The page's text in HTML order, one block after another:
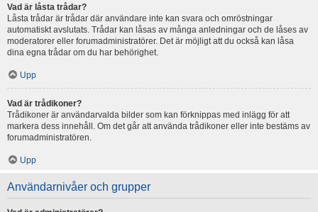
Vad är låsta trådar?
Låsta trådar är trådar där användare inte kan svara och omröstningar
automatiskt avslutats. Trådar kan låsas av många anledningar och de låses av
moderatorer eller forumadministratörer. Det är möjligt att du också kan låsa
dina egna trådar om du har behörighet.
Upp
Vad är trådikoner?
Trådikoner är användarvalda bilder som kan förknippas med inlägg för att
markera dess innehåll. Om det går att använda trådikoner eller inte bestäms av
forumadministratören.
Upp
Användarnivåer och grupper